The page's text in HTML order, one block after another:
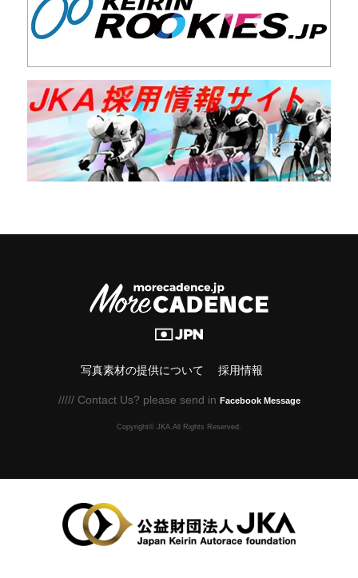
写真素材の提供について 採用情報
///// Contact Us? please send in Facebook Message
Copyright© JKA.All Rights Reserved.